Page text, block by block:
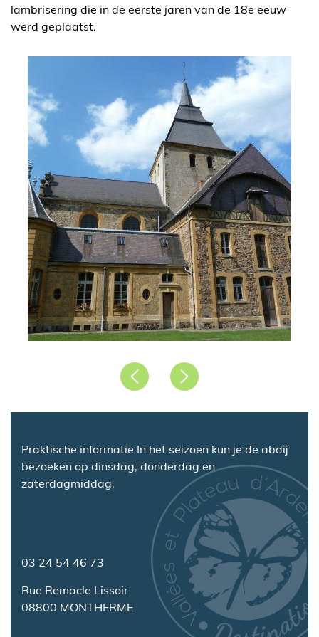
lambrisering die in de eerste jaren van de 18e eeuw
werd geplaatst.
PrécédentSuivant
Praktische informatie In het seizoen kun je de abdij
bezoeken op dinsdag, donderdag en
zaterdagmiddag.
03 24 54 46 73
Rue Remacle Lissoir
08800 MONTHERME